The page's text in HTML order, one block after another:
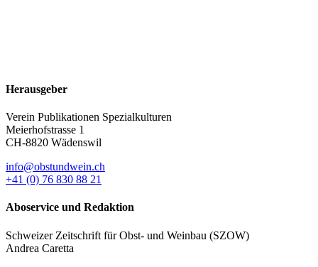
Herausgeber
Verein Publikationen Spezialkulturen
Meierhofstrasse 1
CH-8820 Wädenswil
info@obstundwein.ch
+41 (0) 76 830 88 21
Aboservice und Redaktion
Schweizer Zeitschrift für Obst- und Weinbau (SZOW)
Andrea Caretta